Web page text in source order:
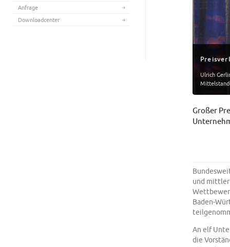
Ulrich
Großer
und
Baden-
An elf
die
Anfrage
Downloadcenter